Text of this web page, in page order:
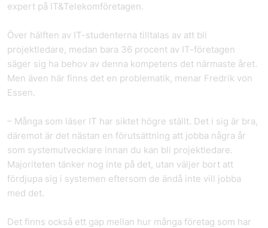
expert på IT&Telekomföretagen.
Över hälften av IT-studenterna tilltalas av att bli
projektledare, medan bara 36 procent av IT-företagen
säger sig ha behov av denna kompetens det närmaste året.
Men även här finns det en problematik, menar Fredrik von
Essen.
– Många som läser IT har siktet högre ställt. Det i sig är bra,
däremot är det nästan en förutsättning att jobba några år
som systemutvecklare innan du kan bli projektledare.
Majoriteten tänker nog inte på det, utan väljer bort att
fördjupa sig i systemen eftersom de ändå inte vill jobba
med det.
Det finns också ett gap mellan hur många företag som har